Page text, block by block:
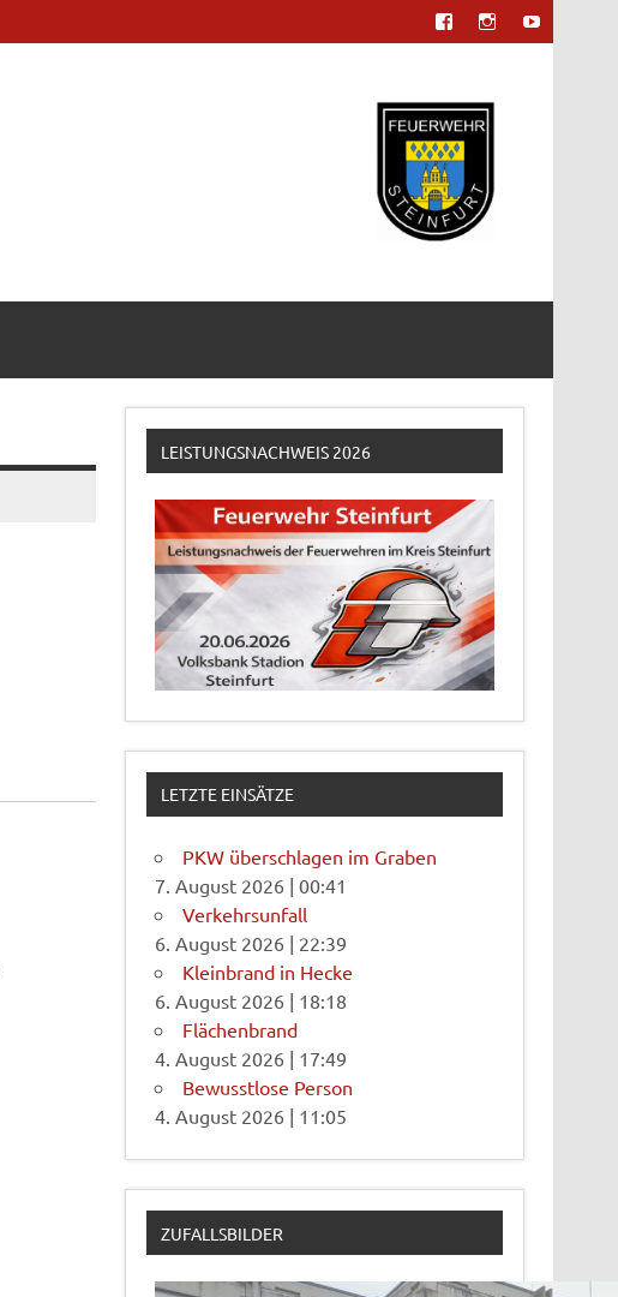
LEISTUNGSNACHWEIS 2026
LETZTE EINSÄTZE
PKW überschlagen im Graben
7. August 2026 |00:41
Verkehrsunfall
6. August 2026 | 22:39
Kleinbrand in Hecke
6. August 2026 | 18:18
Flächenbrand
4. August 2026 | 17:49
Bewusstlose Person
4. August 2026 | 11:05
ZUFALLSBILDER